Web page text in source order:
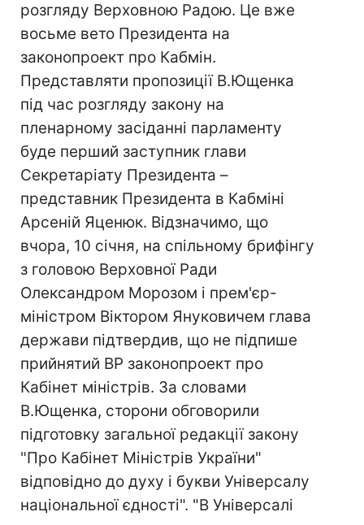
розгляду Верховною Радою. Це вже
восьме вето Президента на
законопроект про Кабмін.
Представляти пропозиції В.Ющенка
під час розгляду закону на
пленарному засіданні парламенту
буде перший заступник глави
Секретаріату Президента –
представник Президента в Кабміні
Арсеній Яценюк. Відзначимо, що
вчора, 10 січня, на спільному брифінгу
з головою Верховної Ради
Олександром Морозом і прем'єр-
міністром Віктором Януковичем глава
держави підтвердив, що не підпише
прийнятий ВР законопроект про
Кабінет міністрів. За словами
В.Ющенка, сторони обговорили
підготовку загальної редакції закону
"Про Кабінет Міністрів України"
відповідно до духу і букви Універсалу
національної єдності". "В Універсалі